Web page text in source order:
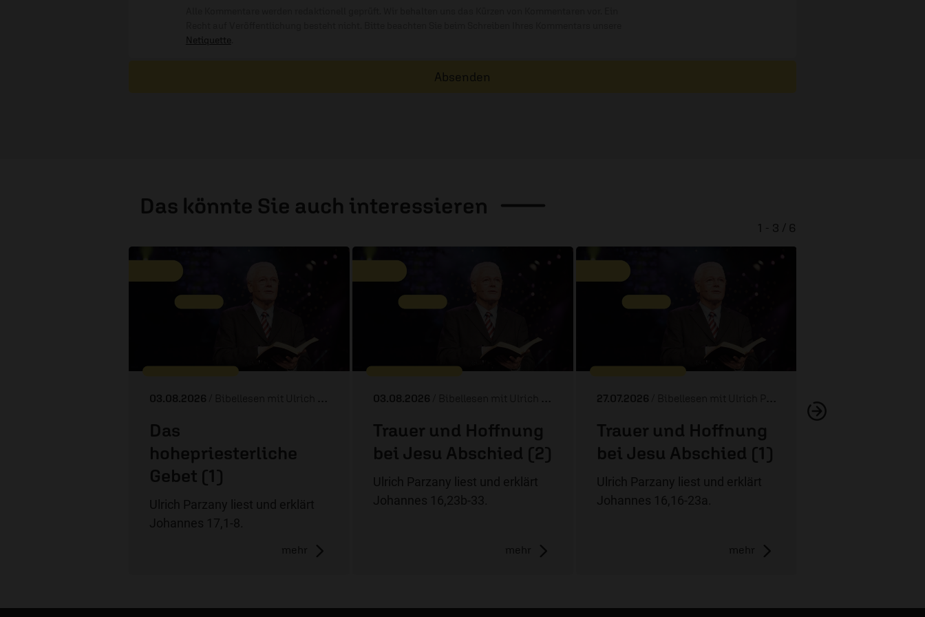
Netiquette
Absenden
Das könnte Sie auch interessieren
03.08.2026 / Bibellesen mit Ulrich Parzany
Das
hohepriesterliche
Gebet (1)
Ulrich Parzany liest und erklärt
Johannes 17,1-8.
mehr
03.08.2026 / Bibellesen mit Ulrich Parzany
Trauer und Hoffnung
bei Jesu Abschied (2)
Ulrich Parzany liest und erklärt
Johannes 16,23b-33.
mehr
27.07.2026 / Bibellesen mit Ulrich Parzany
Trauer und Hoffnung
bei Jesu Abschied (1)
Ulrich Parzany liest und erklärt
Johannes 16,16-23a.
mehr
1 - 3 / 6